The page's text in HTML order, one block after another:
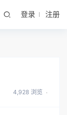
登录 注册
4,928 浏览